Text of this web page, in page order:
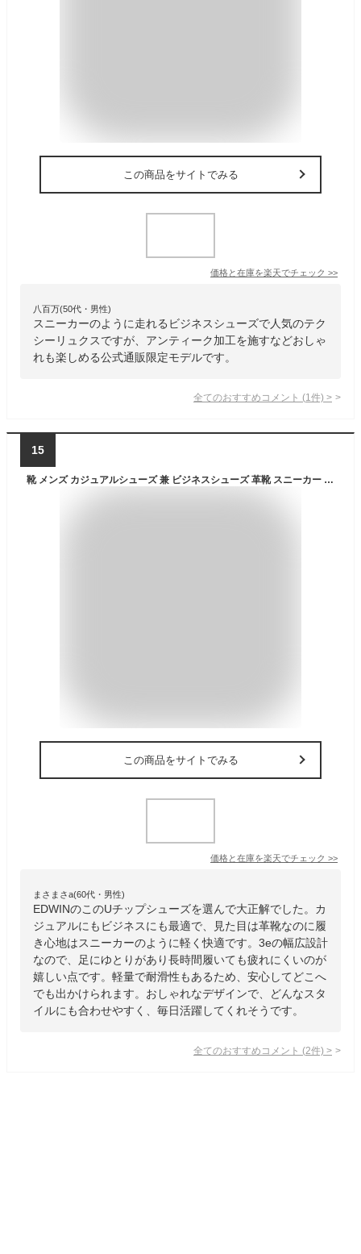
この商品をサイトでみる
価格と在庫を楽天でチェック >>
八百万(50代・男性)
スニーカーのように走れるビジネスシューズで人気のテク
シーリュクスですが、アンティーク加工を施すなどおしゃ
れも楽しめる公式通販限定モデルです。
全てのおすすめコメント (1 件) >
15
靴 メンズ カジュアルシューズ 兼 ビジネスシューズ 革靴 スニーカー PUレザー 軽量 耐滑 3e 幅広 Uチップ 黒 茶 おしゃれ ブランド 紳士 紐靴 EDWIN エドウィン edm459｜正規販売店
この商品をサイトでみる
価格と在庫を楽天でチェック >>
まさまさa(60代・男性)
EDWINのこのUチップシューズを選んで大正解でした。カ
ジュアルにもビジネスにも最適で、見た目は革靴なのに履
き心地はスニーカーのように軽く快適です。3eの幅広設計
なので、足にゆとりがあり長時間履いても疲れにくいのが
嬉しい点です。軽量で耐滑性もあるため、安心してどこへ
でも出かけられます。おしゃれなデザインで、どんなスタ
イルにも合わせやすく、毎日活躍してくれそうです。
全てのおすすめコメント (2件) >